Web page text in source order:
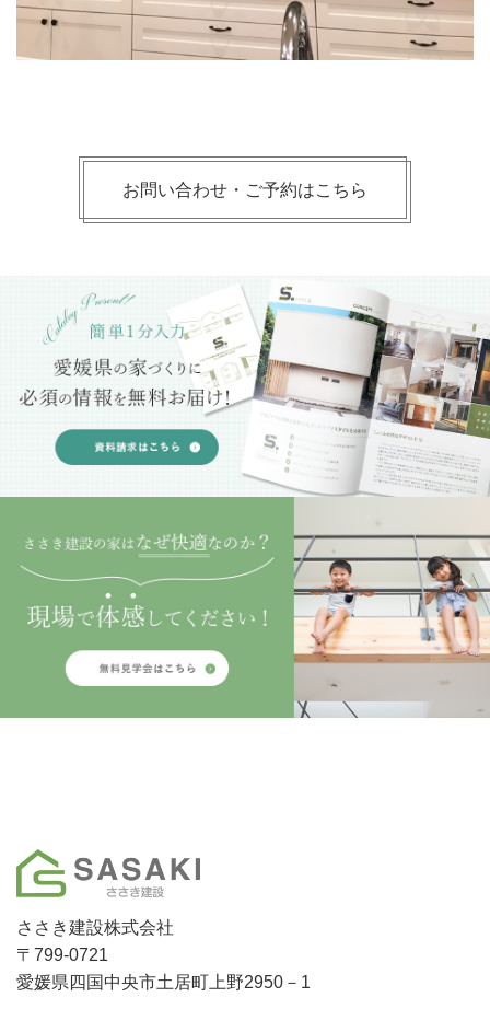
お問い合わせ・ご予約はこちら
ささき建設株式会社
〒799-0721
愛媛県四国中央市土居町上野2950－1